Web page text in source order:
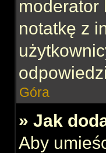
moderator
notatkę z
Góra
» Jak
Aby